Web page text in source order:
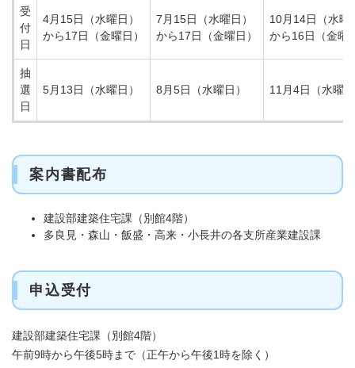
受
付
日
4月15日（水曜日）
から17日（金曜日）
7月15日（水曜日）
から17日（金曜日）
10月14日（水曜
から16日（金曜
抽
選
日
5月13日（水曜日） 8月5日（水曜日） 11月4日（水曜
案内書配布
建設部建築住宅課（別館4階）
多良見・森山・飯盛・高来・小長井の各支所産業建設課
申込受付
建設部建築住宅課（別館4階）
午前9時から午後5時まで（正午から午後1時を除く）